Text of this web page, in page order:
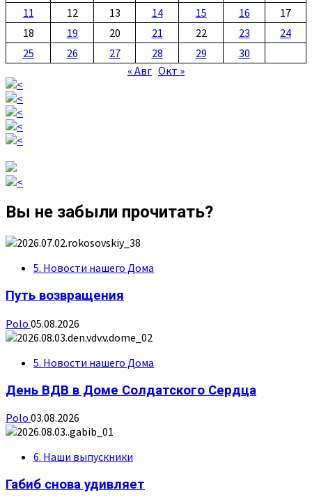
11
12 13 14 15 16
17
18
19 20 21 22 23
24
25
26 27 28 29
30
« Авг Окт »
Вы не забыли прочитать?
5. Новости нашего Дома
Путь возвращения
Polo 05.08.2026
5. Новости нашего Дома
День ВДВ в Доме Солдатского Сердца
Polo 03.08.2026
6. Наши выпускники
Габиб снова удивляет